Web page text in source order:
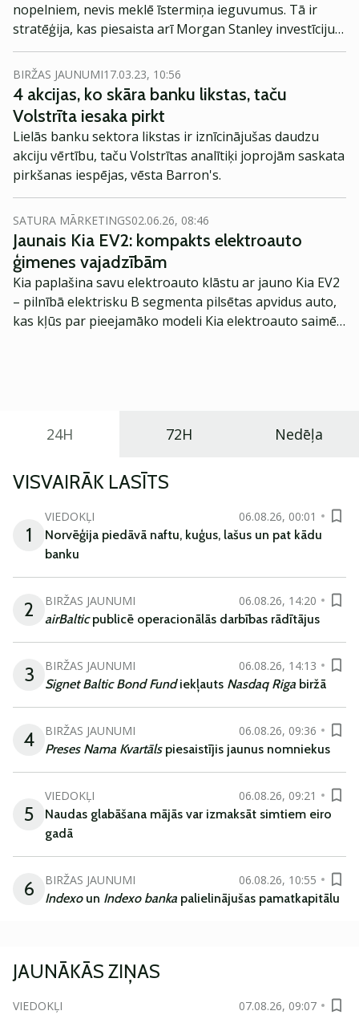
nopelniem, nevis meklē īstermiņa ieguvumus. Tā ir
stratēģija, kas piesaista arī Morgan Stanley investīciju
direktora un galvenā ASV akciju stratēģa Maika Vilsona
(Mike Wilson) komandu.
BIRŽAS JAUNUMI17.03.23, 10:56
4 akcijas, ko skāra banku likstas, taču
Volstrīta iesaka pirkt
Lielās banku sektora likstas ir iznīcinājušas daudzu
akciju vērtību, taču Volstrītas analītiķi joprojām saskata
pirkšanas iespējas, vēsta Barron's.
SATURA MĀRKETINGS02.06.26, 08:46
Jaunais Kia EV2: kompakts elektroauto
ģimenes vajadzībām
Kia paplašina savu elektroauto klāstu ar jauno Kia EV2
– pilnībā elektrisku B segmenta pilsētas apvidus auto,
kas kļūs par pieejamāko modeli Kia elektroauto saimē
24H 72H Nedēļa
VISVAIRĀK LASĪTS
1
VIEDOKĻI
06.08.26, 00:01
Norvēģija piedāvā naftu, kuģus, lašus un pat kādu
banku
2 BIRŽAS JAUNUMI
06.08.26, 14:20
airBalticpublicē operacionālās darbības rādītājus
3 BIRŽAS JAUNUMI
06.08.26, 14:13
Signet Baltic Bond Fundiekļauts Nasdaq Riga biržā
4 BIRŽAS JAUNUMI
06.08.26, 09:36
Preses Nama Kvartāls piesaistījis jaunus nomniekus
5
VIEDOKĻI
06.08.26, 09:21
Naudas glabāšana mājās var izmaksāt simtiem eiro
gadā
6 BIRŽAS JAUNUMI
06.08.26, 10:55
Indexoun Indexo banka palielinājušas pamatkapitālu
JAUNĀKĀS ZIŅAS
VIEDOKĻI
07.08.26, 09:07